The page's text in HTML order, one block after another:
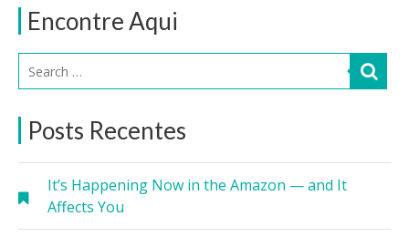
Encontre Aqui
Posts Recentes
It’s Happening Now in the Amazon — and It
Affects You